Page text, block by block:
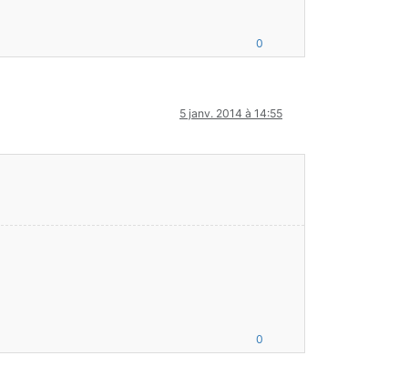
0
5 janv. 2014 à 14:55
0